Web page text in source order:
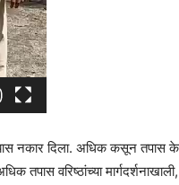
नकार दिला. अधिक कसून
तपास वरिष्ठांच्या